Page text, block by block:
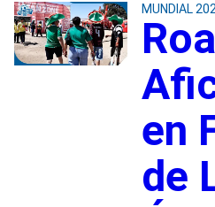
MUNDIAL
en
de